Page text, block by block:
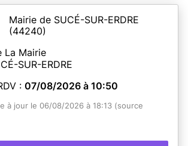
Mairie de SUCÉ-SUR-ERDRE
(44240)
La Mairie
SUR-ERDRE
: 07/08/2026 à 10:50
à jour le 06/08/2026 à 18:13 (source